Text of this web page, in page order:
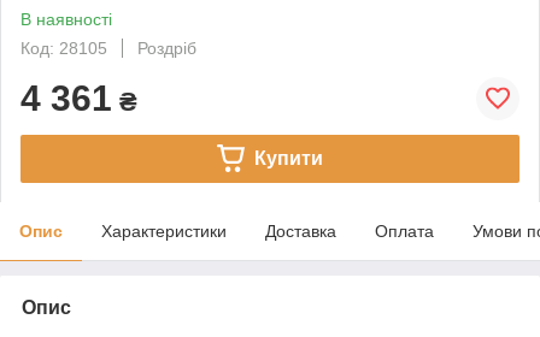
В наявності
Код: 28105
Роздріб
4 361 ₴
Купити
Опис Характеристики Доставка Оплата Умови
Опис